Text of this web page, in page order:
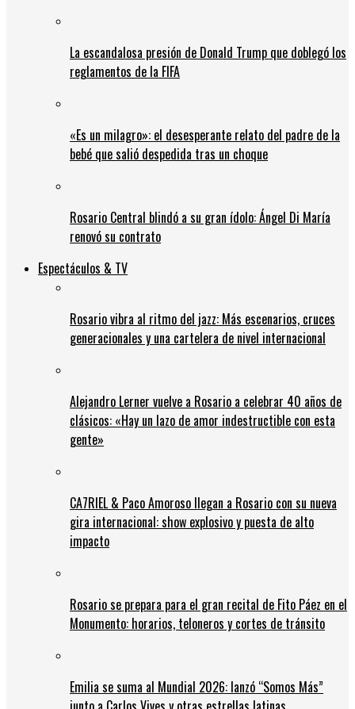
La escandalosa presión de Donald Trump que doblegó los
reglamentos de la FIFA
«Es un milagro»: el desesperante relato del padre de la
bebé que salió despedida tras un choque
Rosario Central blindó a su gran ídolo: Ángel Di María
renovó su contrato
Espectáculos & TV
Rosario vibra al ritmo del jazz: Más escenarios, cruces
generacionales y una cartelera de nivel internacional
Alejandro Lerner vuelve a Rosario a celebrar 40 años de
clásicos: «Hay un lazo de amor indestructible con esta
gente»
CA7RIEL & Paco Amoroso llegan a Rosario con su nueva
gira internacional: show explosivo y puesta de alto
impacto
Rosario se prepara para el gran recital de Fito Páez en el
Monumento: horarios, teloneros y cortes de tránsito
Emilia se suma al Mundial 2026: lanzó “Somos Más”